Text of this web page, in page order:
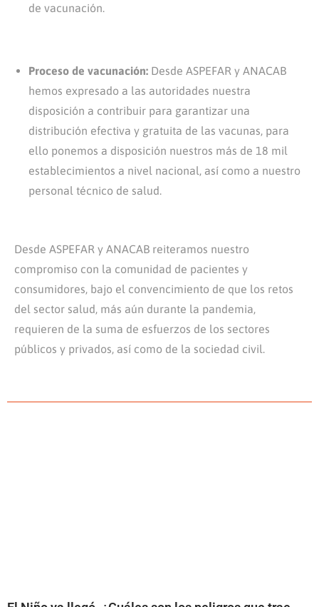
de vacunación.
Proceso de vacunación: Desde ASPEFAR y ANACAB
hemos expresado a las autoridades nuestra
disposición a contribuir para garantizar una
distribución efectiva y gratuita de las vacunas, para
ello ponemos a disposición nuestros más de 18 mil
establecimientos a nivel nacional, así como a nuestro
personal técnico de salud.
Desde ASPEFAR y ANACAB reiteramos nuestro
compromiso con la comunidad de pacientes y
consumidores, bajo el convencimiento de que los retos
del sector salud, más aún durante la pandemia,
requieren de la suma de esfuerzos de los sectores
públicos y privados, así como de la sociedad civil.